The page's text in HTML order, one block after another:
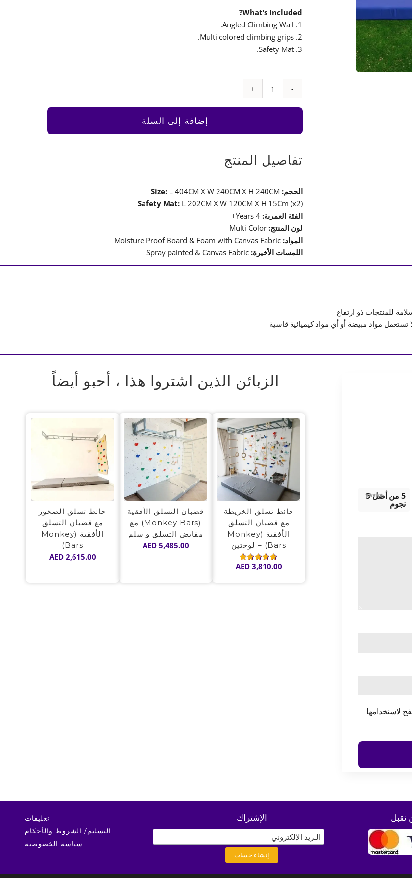
What’s Included?
1. Angled Climbing Wall.
2. Multi colored climbing grips.
3. Safety Mat.
كمية
Angled
إضافة إلى السلة
تفاصيل المنتج
الحجم: Size: L 404CM X W 240CM X H 240CM
Safety Mat: L 202CM X W 120CM X H 15Cm (x2)
الفئة العمرية: 4 Years+
لون المنتج: Multi Color
المواد: Moisture Proof Board & Foam with Canvas Fabric
اللمسات الأخيرة: Spray painted & Canvas Fabric
للمنتجات ذو ارتفاع
مواد مبيضة أو أي مواد كيميائية قاسية
5 من أصل 5
نجوم
لاستخدامها
الزبائن الذين اشتروا هذا ، أحبو أيضاً
حائط تسلق الخريطة
مع قضبان التسلق
الأفقية (Monkey
Bars) – لوحتين
تم
AED3,810.00
قضبان التسلق الأفقية
(Monkey Bars) مع
مقابض التسلق و سلم
AED5,485.00
حائط تسلق الصخور
مع قضبان التسلق
الأفقية (Monkey
Bars)
AED2,615.00
نقبل الإشتراك
تعليقات
التسليم/ الشروط والأحكام
سياسة الخصوصية